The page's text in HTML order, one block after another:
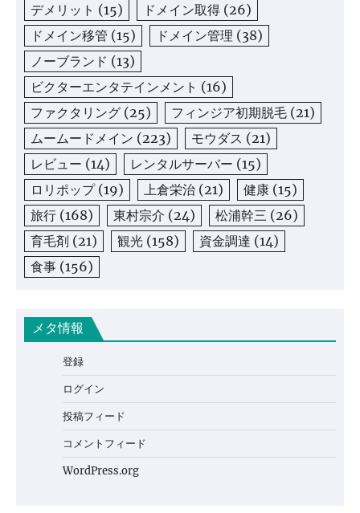
デメリット (15) ドメイン取得 (26)
ドメイン移管 (15) ドメイン管理 (38)
ノーブランド (13)
ビクターエンタテインメント (16)
ファクタリング (25) フィンジア初期脱毛 (21)
ムームードメイン (223) モウダス (21)
レビュー (14) レンタルサーバー (15)
ロリポップ(19) 上倉栄治 (21) 健康 (15)
旅行 (168) 東村宗介 (24) 松浦幹三 (26)
育毛剤 (21) 観光 (158) 資金調達 (14)
食事 (156)
メタ情報
登録
ログイン
投稿フィード
コメントフィード
WordPress.org